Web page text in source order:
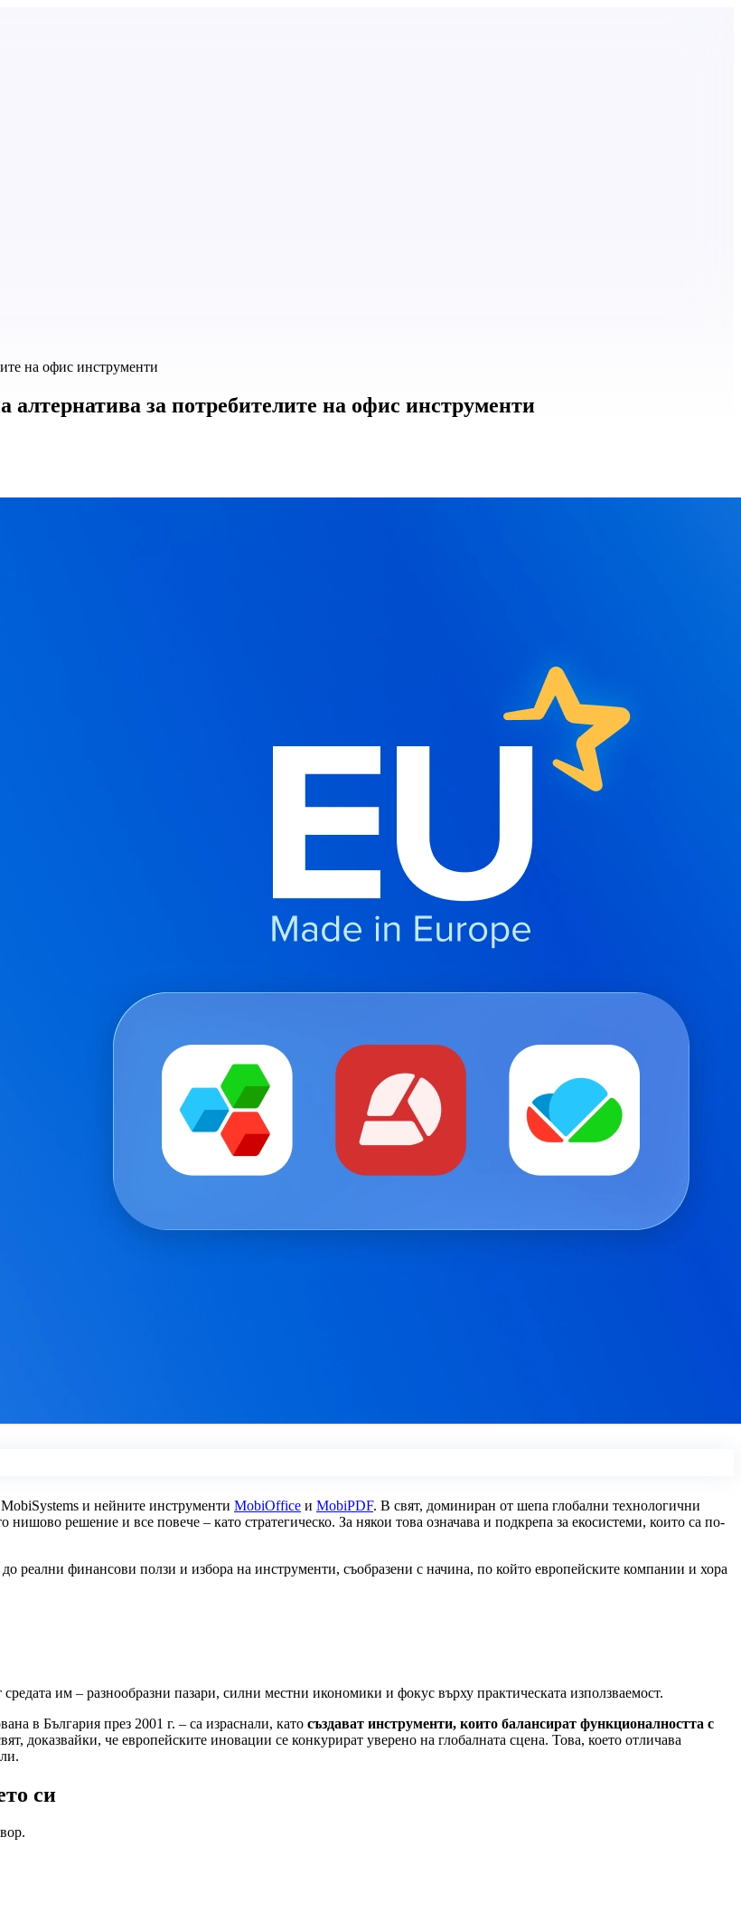
на офис инструменти
за потребителите на офис инструменти
и нейните инструменти MobiOffice и MobiPDF. В свят, доминиран от шепа глобални технологични
решение и все повече – като стратегическо. За някои това означава и подкрепа за екосистеми, които са по-
реални финансови ползи и избора на инструменти, съобразени с начина, по който европейските компании и хора
им – разнообразни пазари, силни местни икономики и фокус върху практическата използваемост.
в България през 2001 г. – са израснали, като създават инструменти, които балансират функционалността с
доказвайки, че европейските иновации се конкурират уверено на глобалната сцена. Това, което отличава
си